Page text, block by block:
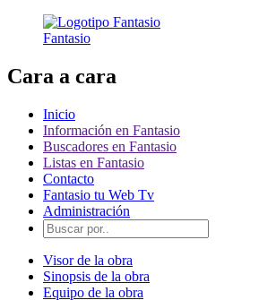
Fantasio
Cara a cara
Inicio
Información en Fantasio
Buscadores en Fantasio
Listas en Fantasio
Contacto
Fantasio tu Web Tv
Administración
Visor de la obra
Sinopsis de la obra
Equipo de la obra